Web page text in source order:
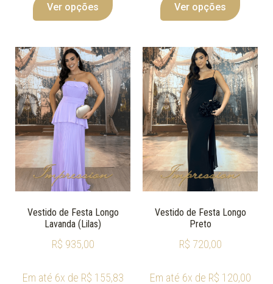
Ver opções Ver opções
Vestido de Festa Longo
Lavanda (Lilas)
R$ 935,00
Em até 6x de R$ 155,83
Vestido de Festa Longo
Preto
R$ 720,00
Em até 6x de R$ 120,00